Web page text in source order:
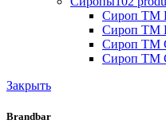
Сироп TM
Сироп TM
Сироп TM
Сироп TM
Закрыть
Brandbar